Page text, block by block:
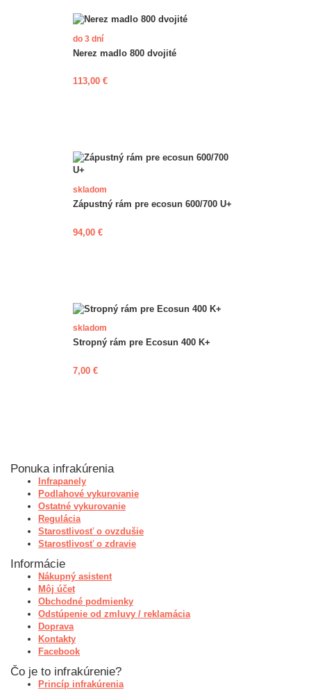
do 3 dní
Nerez madlo 800 dvojité
113,00 €
skladom
Zápustný rám pre ecosun 600/700 U+
94,00 €
skladom
Stropný rám pre Ecosun 400 K+
7,00 €
Ponuka infrakúrenia
Infrapanely
Podlahové vykurovanie
Ostatné vykurovanie
Regulácia
Starostlivosť o ovzdušie
Starostlivosť o zdravie
Informácie
Nákupný asistent
Môj účet
Obchodné podmienky
Odstúpenie od zmluvy / reklamácia
Doprava
Kontakty
Facebook
Čo je to infrakúrenie?
Princíp infrakúrenia